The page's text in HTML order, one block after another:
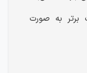
برتر به صورت